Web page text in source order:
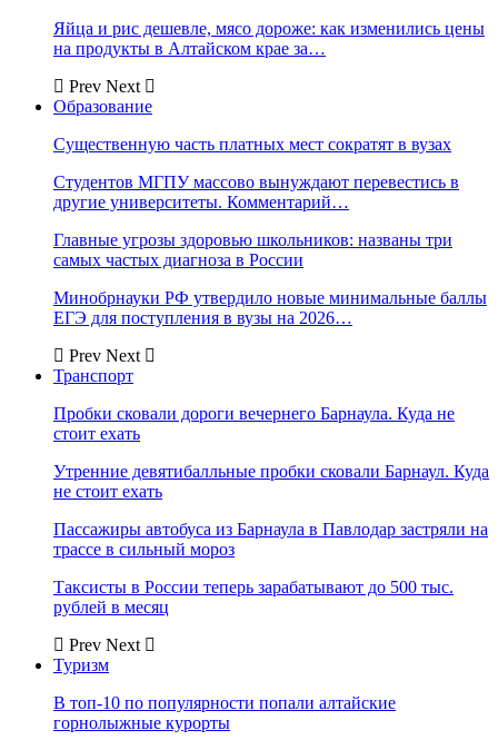
Яйца и рис дешевле, мясо дороже: как изменились цены
на продукты в Алтайском крае за…
Prev Next
Образование
Существенную часть платных мест сократят в вузах
Студентов МГПУ массово вынуждают перевестись в
другие университеты. Комментарий…
Главные угрозы здоровью школьников: названы три
самых частых диагноза в России
Минобрнауки РФ утвердило новые минимальные баллы
ЕГЭ для поступления в вузы на 2026…
Prev Next
Транспорт
Пробки сковали дороги вечернего Барнаула. Куда не
стоит ехать
Утренние девятибалльные пробки сковали Барнаул. Куда
не стоит ехать
Пассажиры автобуса из Барнаула в Павлодар застряли на
трассе в сильный мороз
Таксисты в России теперь зарабатывают до 500 тыс.
рублей в месяц
Prev Next
Туризм
В топ-10 по популярности попали алтайские
горнолыжные курорты